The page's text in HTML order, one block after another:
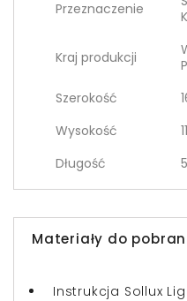
Przeznaczenie
Kraj produkcji
Szerokość
Wysokość
Długość
Materiały do
Instrukcja Sollux